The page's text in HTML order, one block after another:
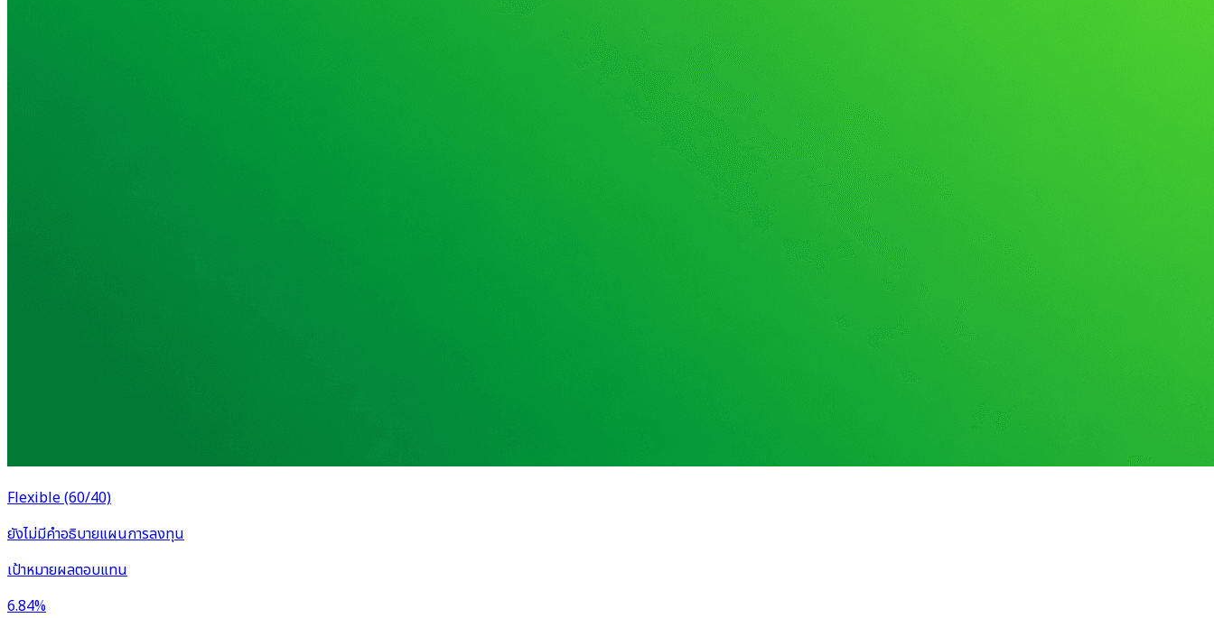
Flexible (60/40)
ยังไม่มีคำอธิบายแผนการลงทุน
เป้าหมายผลตอบแทน
6.84%